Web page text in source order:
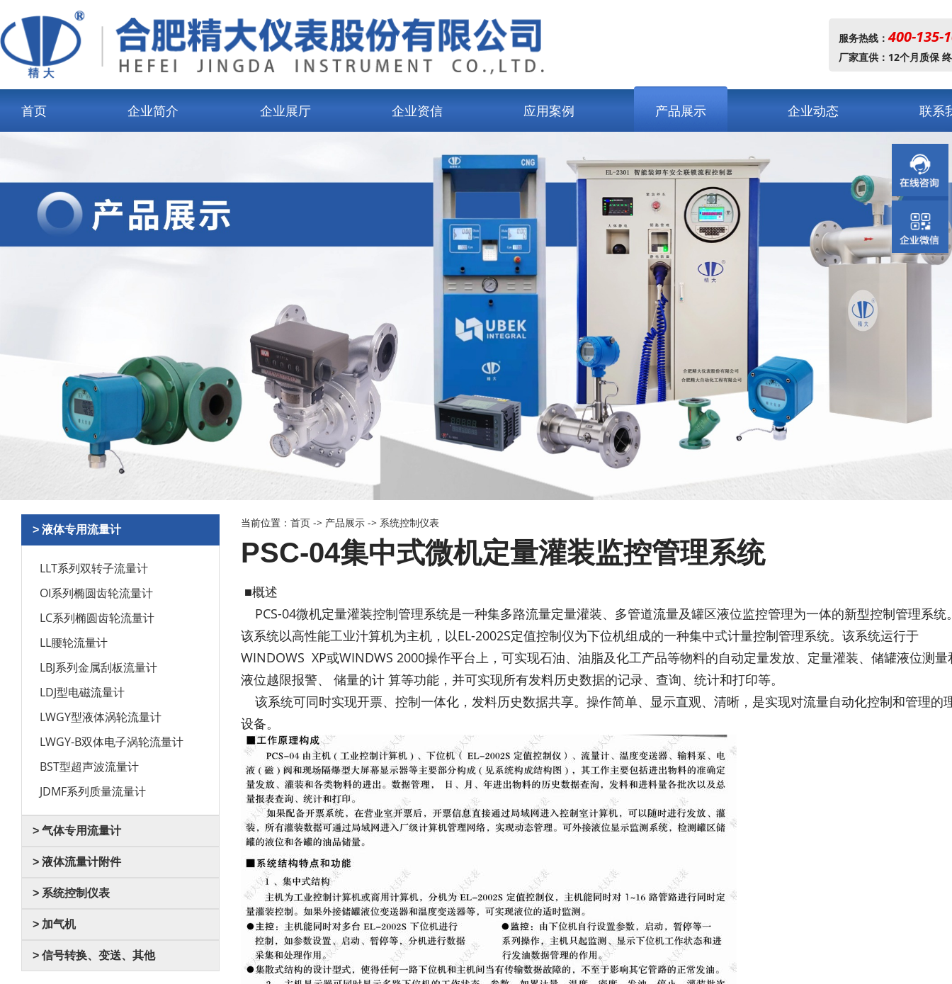
服务热线： 400-135-
厂家直供：12个月质保
首页 企业简介 企业展厅 企业资信 应用案例 产品展示 企业动态 联系
> 液体专用流量计
LLT系列双转子流量计
OI系列椭圆齿轮流量计
LC系列椭圆齿轮流量计
LL腰轮流量计
LBJ系列金属刮板流量计
LDJ型电磁流量计
LWGY型液体涡轮流量计
LWGY-B双体电子涡轮流量计
BST型超声波流量计
JDMF系列质量流量计
> 气体专用流量计
> 液体流量计附件
> 系统控制仪表
> 加气机
> 信号转换、变送、其他
当前位置： 首页 -> 产品展示 -> 系统控制仪表
PSC-04集中式微机定量灌装监控管理系统
■概述
PCS-04微机定量灌装控制管理系统是一种集多路流量定量灌装、多管道流量及罐区液位监控管理为一体的新型控制管理系统
该系统以高性能工业汁算机为主机，以EL-2002S定值控制仪为下位机组成的一种集中式计量控制管理系统。该系统运行于
WINDOWS XP或WINDWS 2000操作平台上，可实现石油、油脂及化工产品等物料的自动定量发放、定量灌装、储罐液位测量
液位越限报警、 储量的计 算等功能，并可实现所有发料历史数据的记录、查询、统计和打印等。
该系统可同时实现开票、控制一体化，发料历史数据共享。操作简单、显示直观、清晰，是实现对流量自动化控制和管理的
设备。